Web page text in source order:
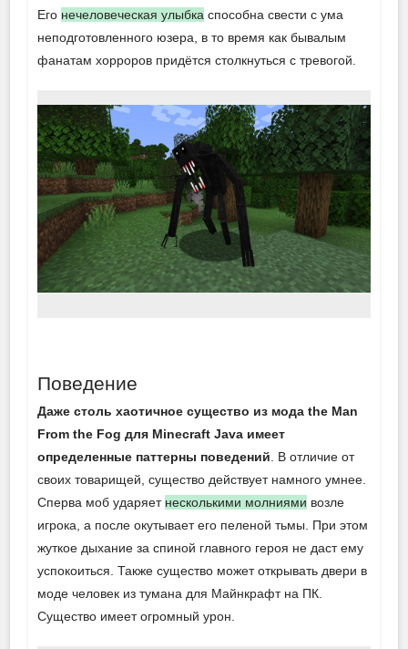
Его нечеловеческая улыбка способна свести с ума
неподготовленного юзера, в то время как бывалым
фанатам хорроров придётся столкнуться с тревогой.
Поведение
Даже столь хаотичное существо из мода the Man
From the Fog для Minecraft Java имеет
определенные паттерны поведений . В отличие от
своих товарищей, существо действует намного умнее.
Сперва моб ударяет несколькими молниями возле
игрока, а после окутывает его пеленой тьмы. При этом
жуткое дыхание за спиной главного героя не даст ему
успокоиться. Также существо может открывать двери в
моде человек из тумана для Майнкрафт на ПК.
Существо имеет огромный урон.